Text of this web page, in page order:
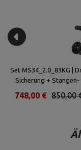
Set MS34_2.0_83KG |
Sicherung +
850,00
748,00 €